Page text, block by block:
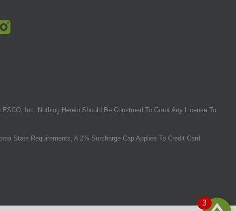
Inc. Nothing Herein Should Be Construed To Grant Any License To
State Requirements, A 2% Surcharge Cap Applies To Credit Card
3